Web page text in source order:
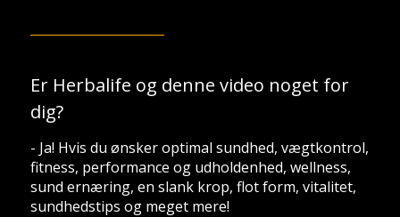
Er Herbalife og denne video noget for
dig?
- Ja! Hvis du ønsker optimal sundhed, vægtkontrol,
fitness, performance og udholdenhed, wellness,
sund ernæring, en slank krop, flot form, vitalitet,
sundhedstips og meget mere!